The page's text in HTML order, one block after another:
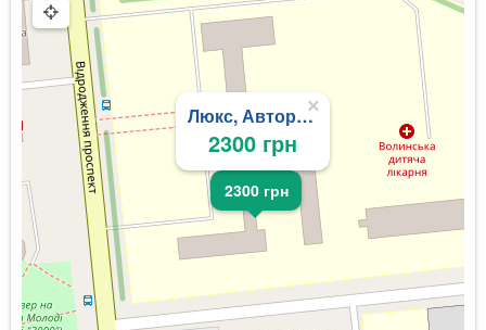
2300 грн
Люкс, Авторинок, медцентр Яна
2300 грн
×